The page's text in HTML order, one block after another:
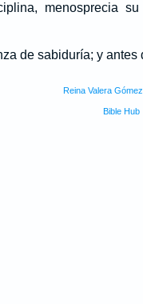
menosprecia
de sabiduría; y antes
Reina Valera
Bible Hub